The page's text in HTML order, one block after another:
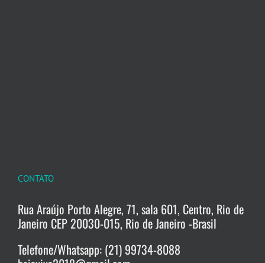
CONTATO
Rua Araújo Porto Alegre, 71, sala 601, Centro, Rio de
Janeiro CEP 20030-015, Rio de Janeiro -Brasil
Telefone/Whatsapp: (21) 99734-8088